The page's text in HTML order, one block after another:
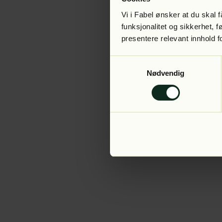
Vi i Fabel ønsker at du skal
funksjonalitet og sikkerhet,
presentere relevant innhold
Nødvendig
Application